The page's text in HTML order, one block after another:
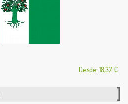
Desde: 18,37 €